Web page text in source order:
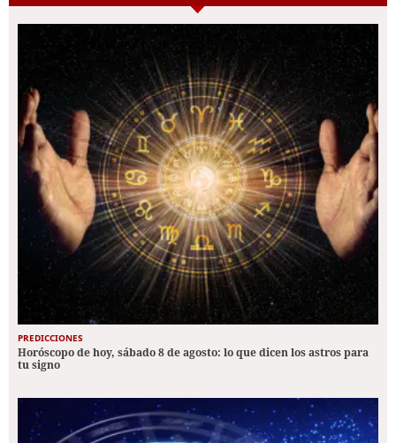
PREDICCIONES
Horóscopo de hoy, sábado 8 de agosto: lo que dicen los astros para
tu signo